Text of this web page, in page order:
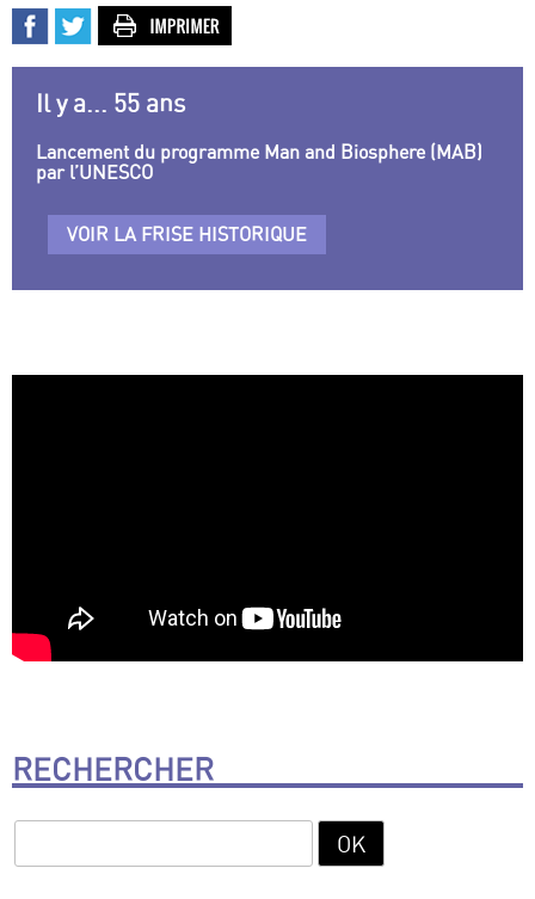
Il y a... 55 ans
Lancement du programme Man and Biosphere (MAB)
par l’UNESCO
VOIR LA FRISE HISTORIQUE
RECHERCHER